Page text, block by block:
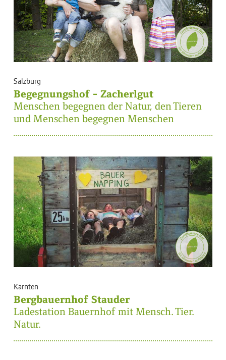
Salzburg
Begegnungshof - Zacherlgut
Menschen begegnen der Natur, den Tieren
und Menschen begegnen Menschen
Kärnten
Bergbauernhof Stauder
Ladestation Bauernhof mit Mensch. Tier.
Natur.